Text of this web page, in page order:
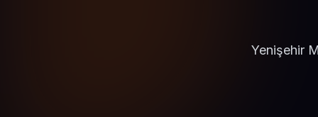
Yenişehir